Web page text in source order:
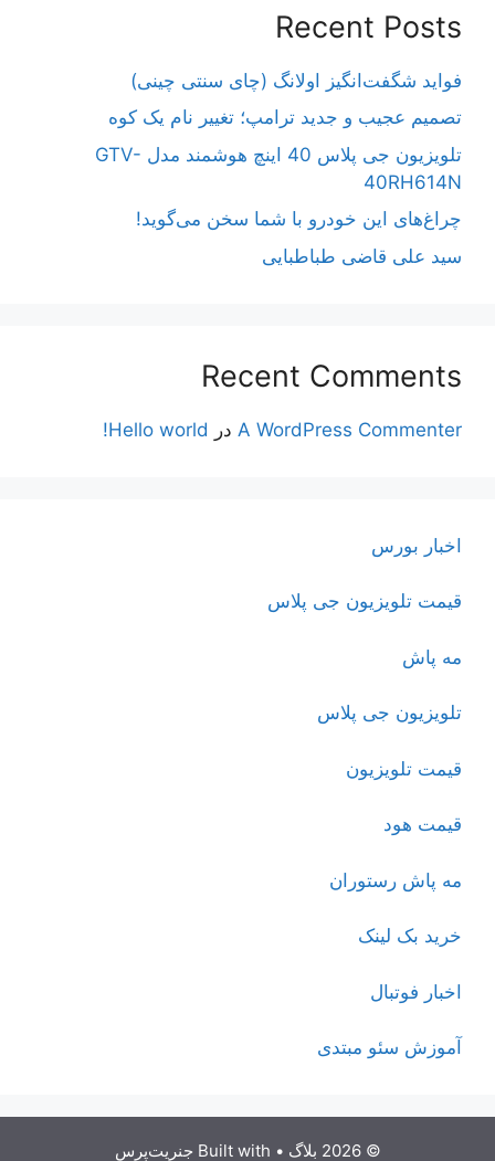
Recent Posts
فواید شگفت‌انگیز اولانگ (چای سنتی چینی)
تصمیم عجیب و جدید ترامپ؛ تغییر نام یک کوه
تلویزیون جی پلاس 40 اینچ هوشمند مدل GTV-
40RH614N
چراغ‌های این خودرو با شما سخن می‌گوید!
سید علی قاضی طباطبایی
Recent Comments
A WordPress Commenter در Hello world!
اخبار بورس
قیمت تلویزیون جی پلاس
مه پاش
تلویزیون جی پلاس
قیمت تلویزیون
قیمت هود
مه پاش رستوران
خرید بک لینک
اخبار فوتبال
آموزش سئو مبتدی
© 2026 بلاگ • Built with جنریت‌پرس